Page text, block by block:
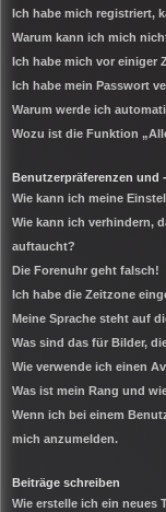
Ich habe mich registriert,
Warum kann ich mich
Ich habe mich vor einiger
Ich habe mein Passwort
Warum werde ich
Wozu ist die Funktion
Benutzerpräferenzen und
Wie kann ich meine
Wie kann ich verhindern,
auftaucht?
Die Forenuhr geht falsch!
Ich habe die Zeitzone
Meine Sprache steht auf
Was sind das für Bilder,
Wie verwende ich einen
Was ist mein Rang und
Wenn ich bei einem
mich anzumelden.
Beiträge schreiben
Wie erstelle ich ein neues